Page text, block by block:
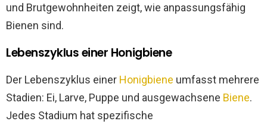
und Brutgewohnheiten zeigt, wie anpassungsfähig
Bienen sind.
Lebenszyklus einer Honigbiene
Der Lebenszyklus einer Honigbiene umfasst mehrere
Stadien: Ei, Larve, Puppe und ausgewachsene Biene.
Jedes Stadium hat spezifische